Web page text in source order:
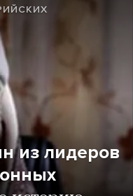
из лидеров